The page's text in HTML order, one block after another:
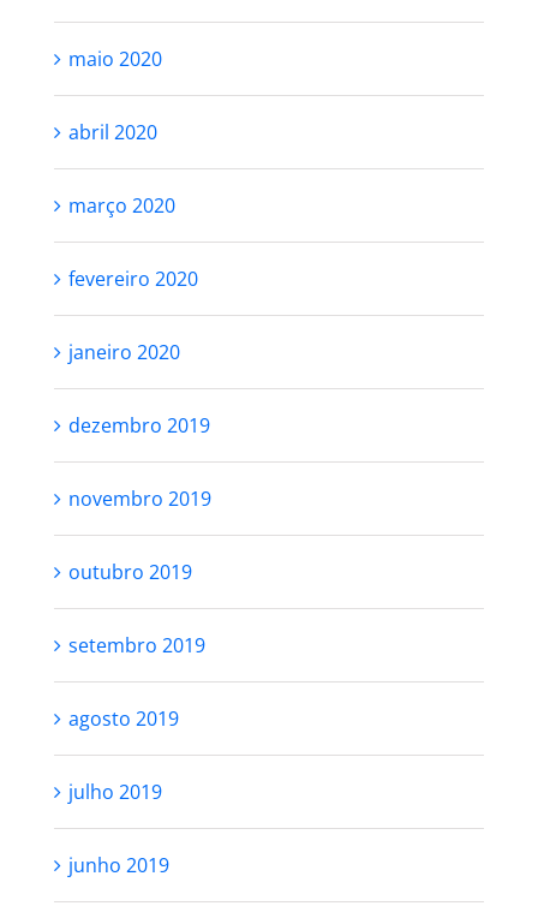
maio 2020
abril 2020
março 2020
fevereiro 2020
janeiro 2020
dezembro 2019
novembro 2019
outubro 2019
setembro 2019
agosto 2019
julho 2019
junho 2019